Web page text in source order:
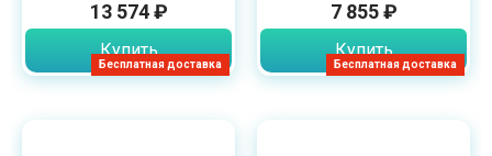
Бесплатная доставка
13 574 ₽
Купить
Бесплатная доставка
7 855 ₽
Купить